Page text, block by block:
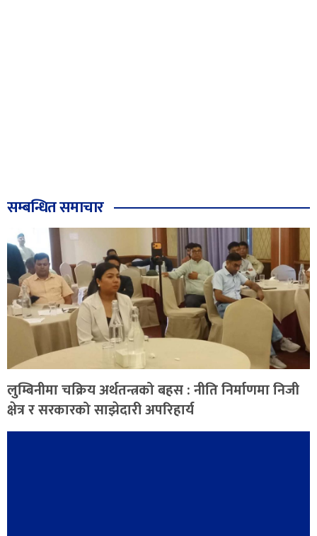
सम्बन्धित समाचार
लुम्बिनीमा चक्रिय अर्थतन्त्रको बहस : नीति निर्माणमा निजी
क्षेत्र र सरकारको साझेदारी अपरिहार्य